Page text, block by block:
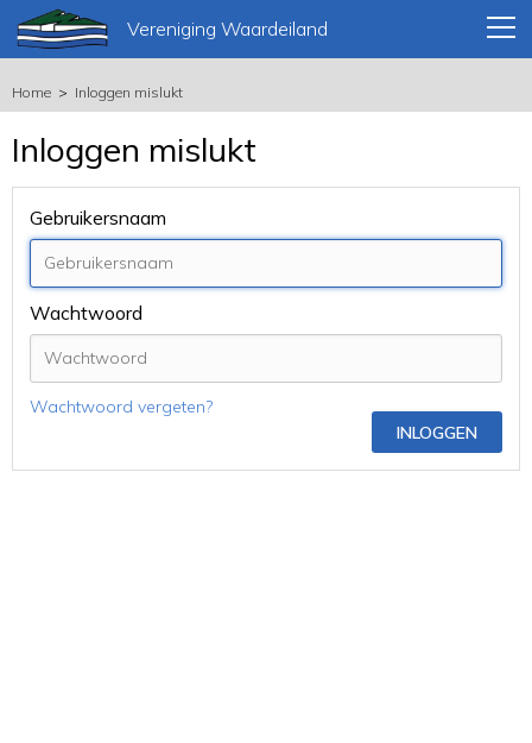
Vereniging Waardeiland
Home Inloggen mislukt
Inloggen mislukt
Gebruikersnaam
Wachtwoord
Wachtwoord vergeten?